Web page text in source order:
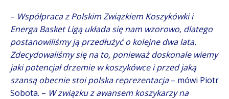
– Współpraca z Polskim Związkiem Koszykówki i
Energa Basket Ligą układa się nam wzorowo, dlatego
postanowiliśmy ją przedłużyć o kolejne dwa lata.
Zdecydowaliśmy się na to, ponieważ doskonale wiemy
jaki potencjał drzemie w koszykówce i przed jaką
szansą obecnie stoi polska reprezentacja– mówi Piotr
Sobota. – W związku z awansem koszykarzy na